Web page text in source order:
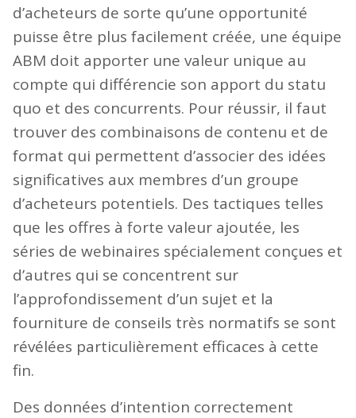
d’acheteurs de sorte qu’une opportunité
puisse être plus facilement créée, une équipe
ABM doit apporter une valeur unique au
compte qui différencie son apport du statu
quo et des concurrents. Pour réussir, il faut
trouver des combinaisons de contenu et de
format qui permettent d’associer des idées
significatives aux membres d’un groupe
d’acheteurs potentiels. Des tactiques telles
que les offres à forte valeur ajoutée, les
séries de webinaires spécialement conçues et
d’autres qui se concentrent sur
l’approfondissement d’un sujet et la
fourniture de conseils très normatifs se sont
révélées particulièrement efficaces à cette
fin.
Des données d’intention correctement